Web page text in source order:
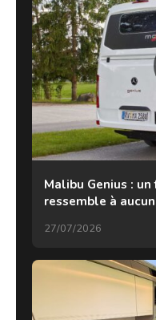
Malibu Genius :
ressemble à
27/07/2026